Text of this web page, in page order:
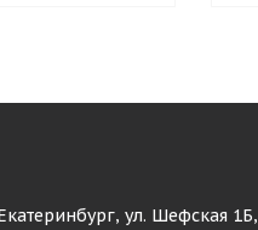
ул. Шефская 1Б,